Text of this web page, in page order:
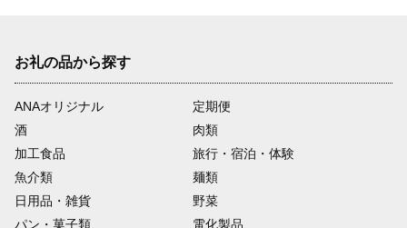
お礼の品から探す
ANAオリジナル
定期便
酒
肉類
加工食品
旅行・宿泊・体験
魚介類
麺類
日用品・雑貨
野菜
パン・菓子類
電化製品